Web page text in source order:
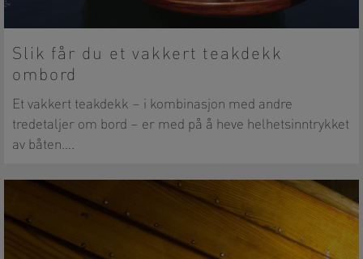
Slik får du et vakkert teakdekk
ombord
Et vakkert teakdekk – i kombinasjon med andre
tredetaljer om bord – er med på å heve helhetsinntrykket
av båten….